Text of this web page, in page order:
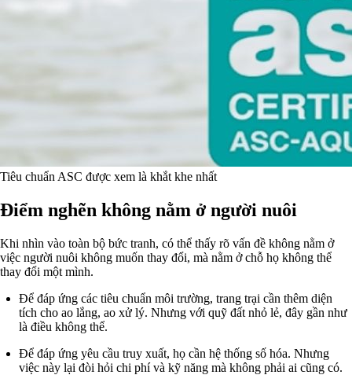
Tiêu chuẩn ASC được xem là khắt khe nhất
Điểm nghẽn không nằm ở người nuôi
Khi nhìn vào toàn bộ bức tranh, có thể thấy rõ vấn đề không nằm ở
việc người nuôi không muốn thay đổi, mà nằm ở chỗ họ không thể
thay đổi một mình.
Để đáp ứng các tiêu chuẩn môi trường, trang trại cần thêm diện
tích cho ao lắng, ao xử lý. Nhưng với quỹ đất nhỏ lẻ, đây gần như
là điều không thể.
Để đáp ứng yêu cầu truy xuất, họ cần hệ thống số hóa. Nhưng
việc này lại đòi hỏi chi phí và kỹ năng mà không phải ai cũng có.